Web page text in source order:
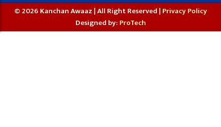
© 2026 Kanchan Awaaz | All Right Reserved | Privacy Policy
Designed by: ProTech